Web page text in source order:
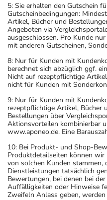
5: Sie erhalten den Gutschein
Gutscheinbedingungen:
Artikel, Bücher und
Angeboten via
ausgeschlossen. Pro Kunde
mit anderen Gutscheinen,
8: Nur für Kunden mit
berechnet sich abzüglich ggf.
Nicht auf rezeptpflichtige
nicht für Kunden mit
9: Nur für Kunden mit
rezeptpflichtige Artikel, Bücher
Bestellungen über
Aktionsvorteilen kombinierbar
www.aponeo.de. Eine
10: Bei Produkt- und Shop-
Produktdetailseiten können
von solchen Kunden stammen,
Dienstleistungen tatsächlich
Bewertungen, bei denen bei
Auffälligkeiten oder Hinweise
Zweifeln Anlass geben,